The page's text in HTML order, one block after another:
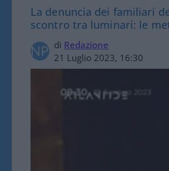
La denuncia dei familiari
scontro tra luminari: le
di Redazione
21 Luglio 2023, 16:30